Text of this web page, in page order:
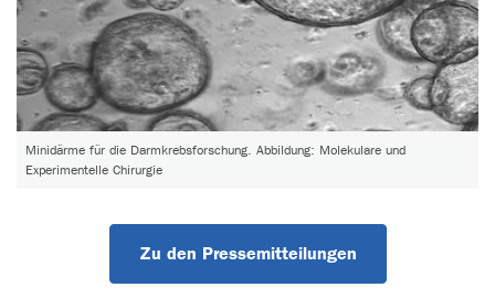
Minidärme für die Darmkrebsforschung. Abbildung: Molekulare und
Experimentelle Chirurgie
Zu den Pressemitteilungen